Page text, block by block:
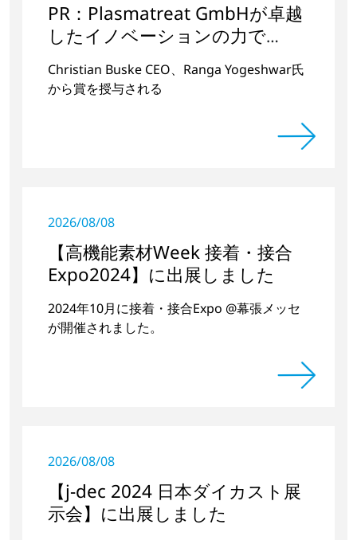
PR：Plasmatreat GmbHが卓越
したイノベーションの力で
TOP100アワードを受賞
Christian Buske CEO、Ranga Yogeshwar氏
から賞を授与される
2026/08/08
【高機能素材Week 接着・接合
Expo2024】に出展しました
2024年10月に接着・接合Expo @幕張メッセ
が開催されました。
2026/08/08
【j-dec 2024 日本ダイカスト展
示会】に出展しました